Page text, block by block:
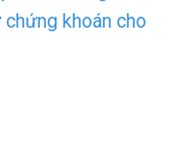
khoán cho